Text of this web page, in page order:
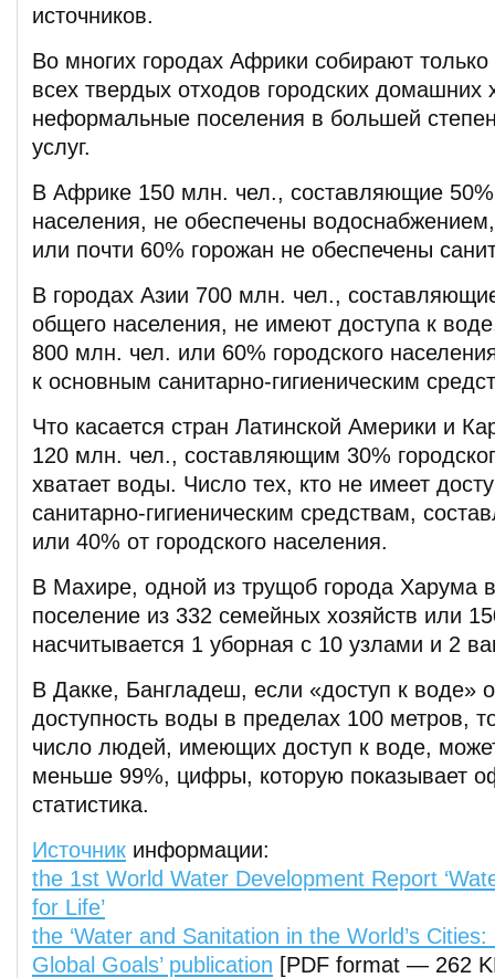
источников.
Во многих городах Африки собирают
всех твердых отходов городских домашних
неформальные поселения в большей
услуг.
В Африке 150 млн. чел., составляющие 50%
населения, не обеспечены
или почти 60% горожан не обеспечены
В городах Азии 700 млн. чел.,
общего населения, не имеют доступа к
800 млн. чел. или 60% городского
к основным санитарно-гигиеническим
Что касается стран Латинской Америки и
120 млн. чел., составляющим 30%
хватает воды. Число тех, кто не имеет
санитарно-гигиеническим средствам,
или 40% от городского населения.
В Махире, одной из трущоб города Харума
поселение из 332 семейных хозяйств или
насчитывается 1 уборная с 10 узлами и 2
В Дакке, Бангладеш, если «доступ к воде»
доступность воды в пределах 100 метров,
число людей, имеющих доступ к воде,
меньше 99%, цифры, которую показывает
статистика.
Источник информации:
the 1st World Water Development Report
for Life’
the ‘Water and Sanitation in the World’s
Global Goals’ publication [PDF format — 262